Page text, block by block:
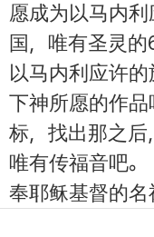
愿成为以马内
国，唯有圣灵的
以马内利应许
下神所愿的作
标，找出那之后
唯有传福音吧。
奉耶稣基督的名